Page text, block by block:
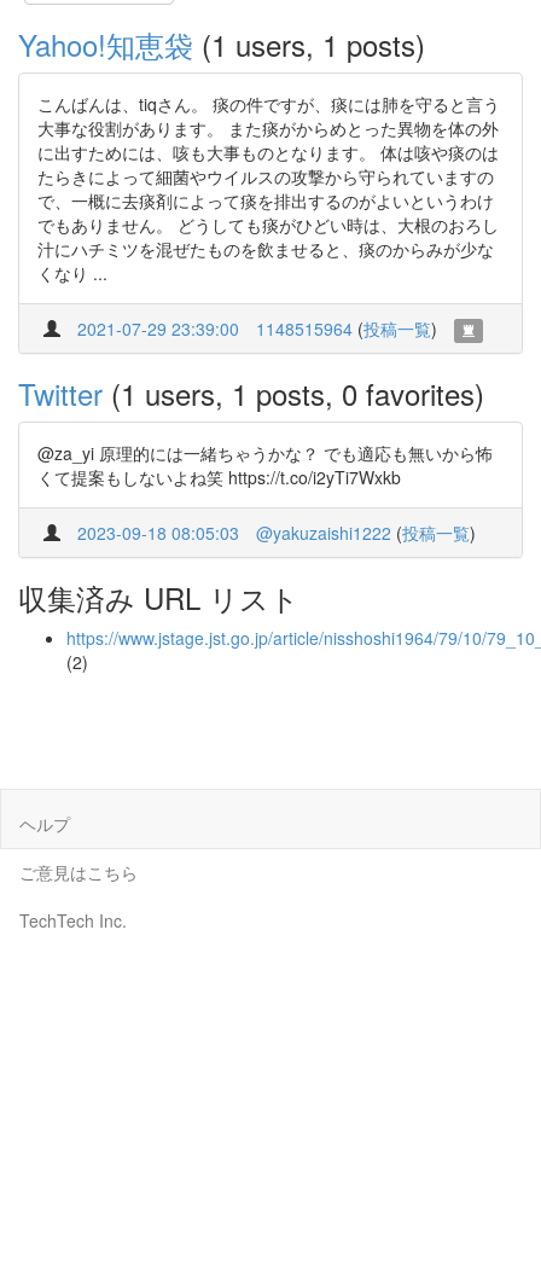
Yahoo!知恵袋 (1 users, 1 posts)
こんばんは、tiqさん。 痰の件ですが、痰には肺を守ると言う
大事な役割があります。 また痰がからめとった異物を体の外
に出すためには、咳も大事ものとなります。 体は咳や痰のは
たらきによって細菌やウイルスの攻撃から守られていますの
で、一概に去痰剤によって痰を排出するのがよいというわけ
でもありません。 どうしても痰がひどい時は、大根のおろし
汁にハチミツを混ぜたものを飲ませると、痰のからみが少な
くなり ...
2021-07-29 23:39:00 1148515964 (投稿一覧)
Twitter (1 users, 1 posts, 0 favorites)
@za_yi 原理的には一緒ちゃうかな？ でも適応も無いから怖
くて提案もしないよね笑 https://t.co/i2yTi7Wxkb
2023-09-18 08:05:03 @yakuzaishi1222 (投稿一覧)
収集済み URL リスト
https://www.jstage.jst.go.jp/article/nisshoshi1964/79/10/
(2)
ヘルプ
ご意見はこちら
TechTech Inc.